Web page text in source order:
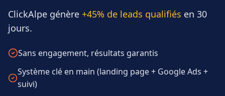
ClickAlpe génère +45% de leads qualifiés en 30
jours.
Sans engagement, résultats garantis
Système clé en main (landing page + Google Ads +
suivi)